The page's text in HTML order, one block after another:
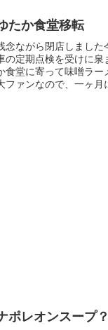
たか食堂移転
念ながら閉店しました
の定期点検を受けに泉
食堂に寄って味噌ラ
ファンなので、一ヶ月
ポレオンスープ